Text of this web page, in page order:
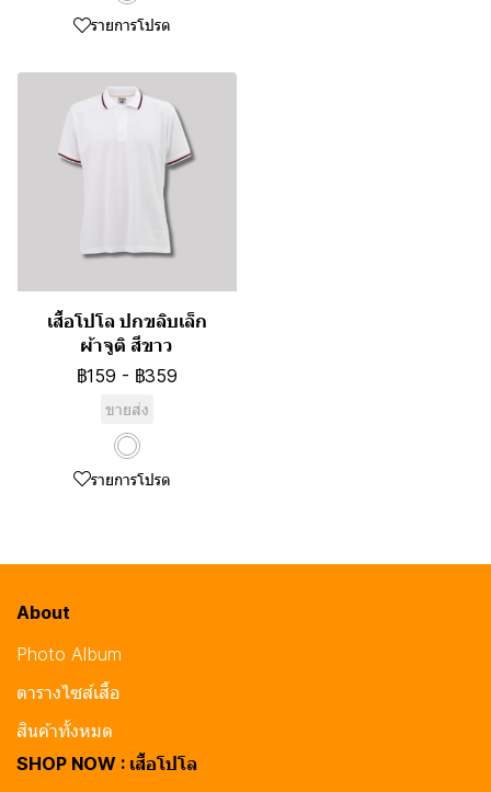
รายการโปรด
เสื้อโปโล ปกขลิบเล็ก
ผ้าจูติ สีขาว
฿159 - ฿359
ขายส่ง
รายการโปรด
About
Photo Album
ตารางไซส์เสื้อ
สินค้าทั้งหมด
SHOP NOW : เสื้อโปโล